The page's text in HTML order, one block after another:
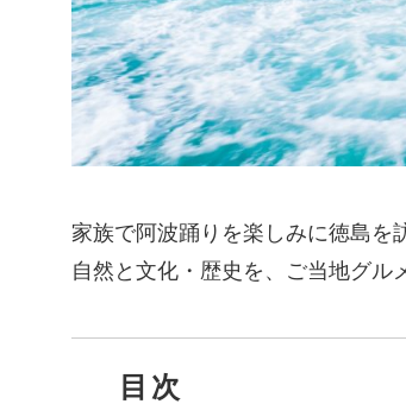
家族で阿波踊りを楽しみに徳島を
自然と文化・歴史を、ご当地グル
目次